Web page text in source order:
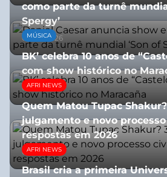
como parte da turnê
Spergy’
05/08/2026
MÚSICA
BK’ celebra 10 anos de
com show histórico no
06/08/2026
AFRI NEWS
Quem Matou Tupac
julgamento e novo
respostas em 2026
05/08/2026
AFRI NEWS
Brasil cria a primeira